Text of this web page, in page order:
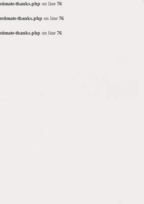
thanks.phpon line 76
thanks.php on line 76
thanks.phpon line 76